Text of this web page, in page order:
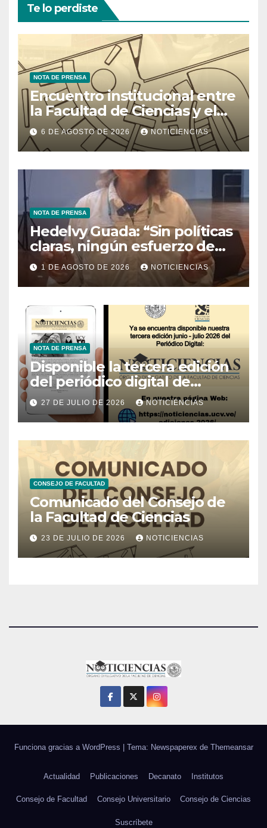
Te lo perdiste
NOTA DE PRENSA
Encuentro institucional entre
la Facultad de Ciencias y el
Ministerio de Ciencia y
Tecnología
6 DE AGOSTO DE 2026 NOTICIENCIAS
NOTA DE PRENSA
Hedelvy Guada: “Sin políticas
claras, ningún esfuerzo de
conservación rendirá frutos”
1 DE AGOSTO DE 2026 NOTICIENCIAS
NOTA DE PRENSA
Disponible la tercera edición
del periódico digital de
Noticiencias 2026
27 DE JULIO DE 2026 NOTICIENCIAS
CONSEJO DE FACULTAD
Comunicado del Consejo de
la Facultad de Ciencias
23 DE JULIO DE 2026 NOTICIENCIAS
Funciona gracias a WordPress Tema: Newspaperex de Themeansar
Actualidad Publicaciones Decanato Institutos
Consejo de Facultad Consejo Universitario Consejo de Ciencias
Suscríbete